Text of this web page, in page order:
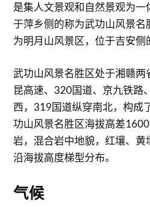
是集人文景观和自然景观为
于萍乡侧的称为武功山风景
为明月山风景区，位于吉安侧
武功山风景名胜区处于湘赣
昆高速、320国道、京九铁路
西，319国道纵穿南北，构成
功山风景名胜区海拔高差
岩，混合岩中地貌，红壤、
沿海拔高度梯型分布。
气候